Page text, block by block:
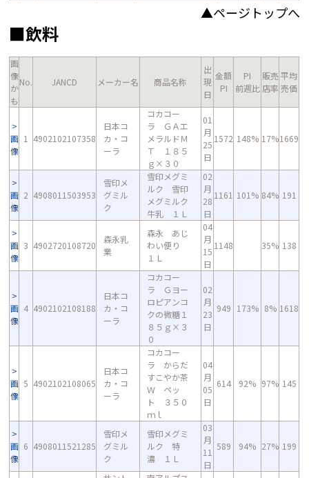
▲ページトップへ
■飲料
画
像
か
も
No. JANCD メーカー名 商品名称
出
現
日
金額
PI
PI
前週比
販売
店率
平均
売価
画
像
1 4902102107358
日本コ
カ・コ
ーラ
コカコー
ラ ＧＡエ
メラルドＭ
Ｔ １８５
ｇ×３０
01
月
25
日
1572 148% 17%1669
画
像
2 4908011503953
雪印メ
グミル
ク
雪印メグミ
ルク 雪印
メグミルク
牛乳 １Ｌ
02
月
28
日
1161 101% 84% 191
画
像
3 4902720108720
森永乳
業
森永 あじ
わい便り
１Ｌ
04
月
15
日
1148 35% 138
画
像
4 4902102108188
日本コ
カ・コ
ーラ
コカコー
ラ Ｇヨー
ロピアンコ
クの微糖１
８５ｇ×３
０
02
月
23
日
949 173% 8% 1618
画
像
5 4902102108065
日本コ
カ・コ
ーラ
コカコー
ラ からだ
すこやか茶
Ｗ ペッ
ト ３５０
ｍｌ
04
月
05
日
614 92% 97% 145
画
像
6 4908011521285
雪印メ
グミル
ク
雪印メグミ
ルク 特
濃 １Ｌ
03
月
11
日
589 94% 27% 199